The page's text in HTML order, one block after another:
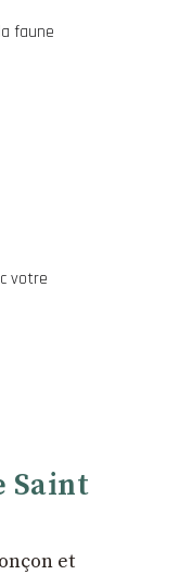
faune
votre
Saint
et